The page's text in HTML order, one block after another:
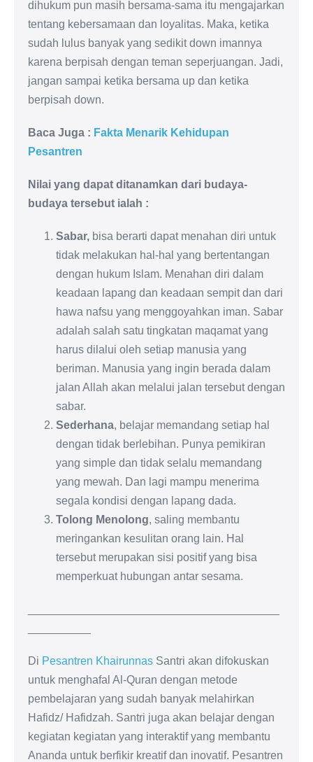
dihukum pun masih bersama-sama itu mengajarkan
tentang kebersamaan dan loyalitas. Maka, ketika
sudah lulus banyak yang sedikit down imannya
karena berpisah dengan teman seperjuangan. Jadi,
jangan sampai ketika bersama up dan ketika
berpisah down.
Baca Juga : Fakta Menarik Kehidupan
Pesantren
Nilai yang dapat ditanamkan dari budaya-
budaya tersebut ialah :
Sabar, bisa berarti dapat menahan diri untuk
tidak melakukan hal-hal yang bertentangan
dengan hukum Islam. Menahan diri dalam
keadaan lapang dan keadaan sempit dan dari
hawa nafsu yang menggoyahkan iman. Sabar
adalah salah satu tingkatan maqamat yang
harus dilalui oleh setiap manusia yang
beriman. Manusia yang ingin berada dalam
jalan Allah akan melalui jalan tersebut dengan
sabar.
Sederhana, belajar memandang setiap hal
dengan tidak berlebihan. Punya pemikiran
yang simple dan tidak selalu memandang
yang mewah. Dan lagi mampu menerima
segala kondisi dengan lapang dada.
Tolong Menolong, saling membantu
meringankan kesulitan orang lain. Hal
tersebut merupakan sisi positif yang bisa
memperkuat hubungan antar sesama.
Di Pesantren Khairunnas Santri akan difokuskan
untuk menghafal Al-Quran dengan metode
pembelajaran yang sudah banyak melahirkan
Hafidz/ Hafidzah. Santri juga akan belajar dengan
kegiatan kegiatan yang interaktif yang membantu
Ananda untuk berfikir kreatif dan inovatif. Pesantren